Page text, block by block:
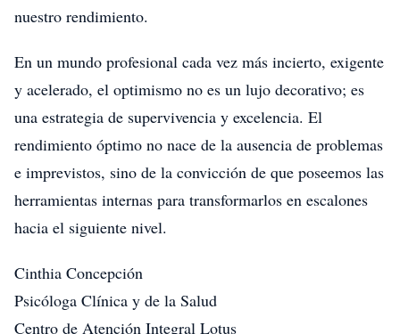
nuestro rendimiento.
En un mundo profesional cada vez más incierto, exigente
y acelerado, el optimismo no es un lujo decorativo; es
una estrategia de supervivencia y excelencia. El
rendimiento óptimo no nace de la ausencia de problemas
e imprevistos, sino de la convicción de que poseemos las
herramientas internas para transformarlos en escalones
hacia el siguiente nivel.
Cinthia Concepción
Psicóloga Clínica y de la Salud
Centro de Atención Integral Lotus